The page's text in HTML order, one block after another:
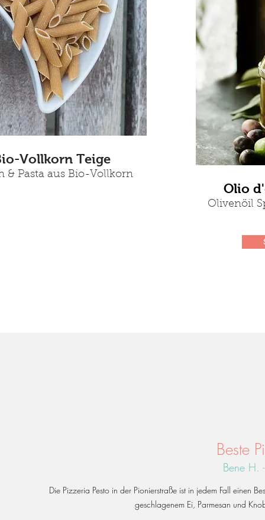
Vollkorn Teige
& Pastaaus Bio-Vollkorn
Olio
Olivenöil
Beste
Bene H.
Die Pizzeria Pesto in der Pionierstraße ist in jedem Fall einen
geschlagenem Ei, Parmesan und